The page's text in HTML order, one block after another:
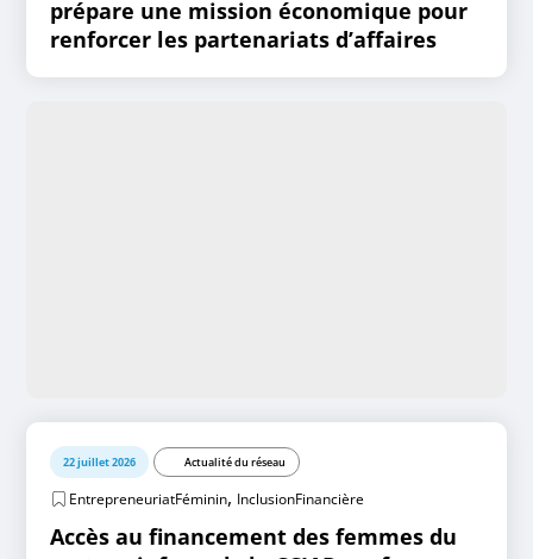
prépare une mission économique pour
renforcer les partenariats d’affaires
22 juillet 2026 Actualité du réseau
EntrepreneuriatFéminin, InclusionFinancière
Accès au financement des femmes du